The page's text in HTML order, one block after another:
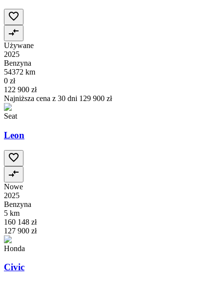
Używane
2025
Benzyna
54372 km
0 zł
122 900 zł
Najniższa cena z 30 dni 129 900 zł
Seat
Leon
Nowe
2025
Benzyna
5 km
160 148 zł
127 900 zł
Honda
Civic